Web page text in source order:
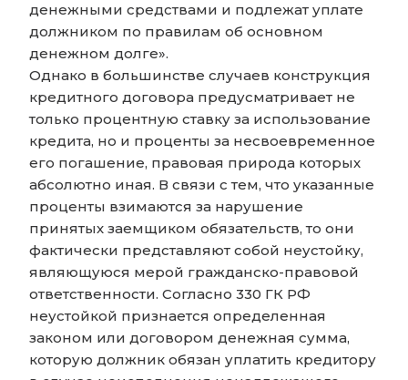
денежными средствами и подлежат уплате
должником по правилам об основном
денежном долге».
Однако в большинстве случаев конструкция
кредитного договора предусматривает не
только процентную ставку за использование
кредита, но и проценты за несвоевременное
его погашение, правовая природа которых
абсолютно иная. В связи с тем, что указанные
проценты взимаются за нарушение
принятых заемщиком обязательств, то они
фактически представляют собой неустойку,
являющуюся мерой гражданско-правовой
ответственности. Согласно 330 ГК РФ
неустойкой признается определенная
законом или договором денежная сумма,
которую должник обязан уплатить кредитору